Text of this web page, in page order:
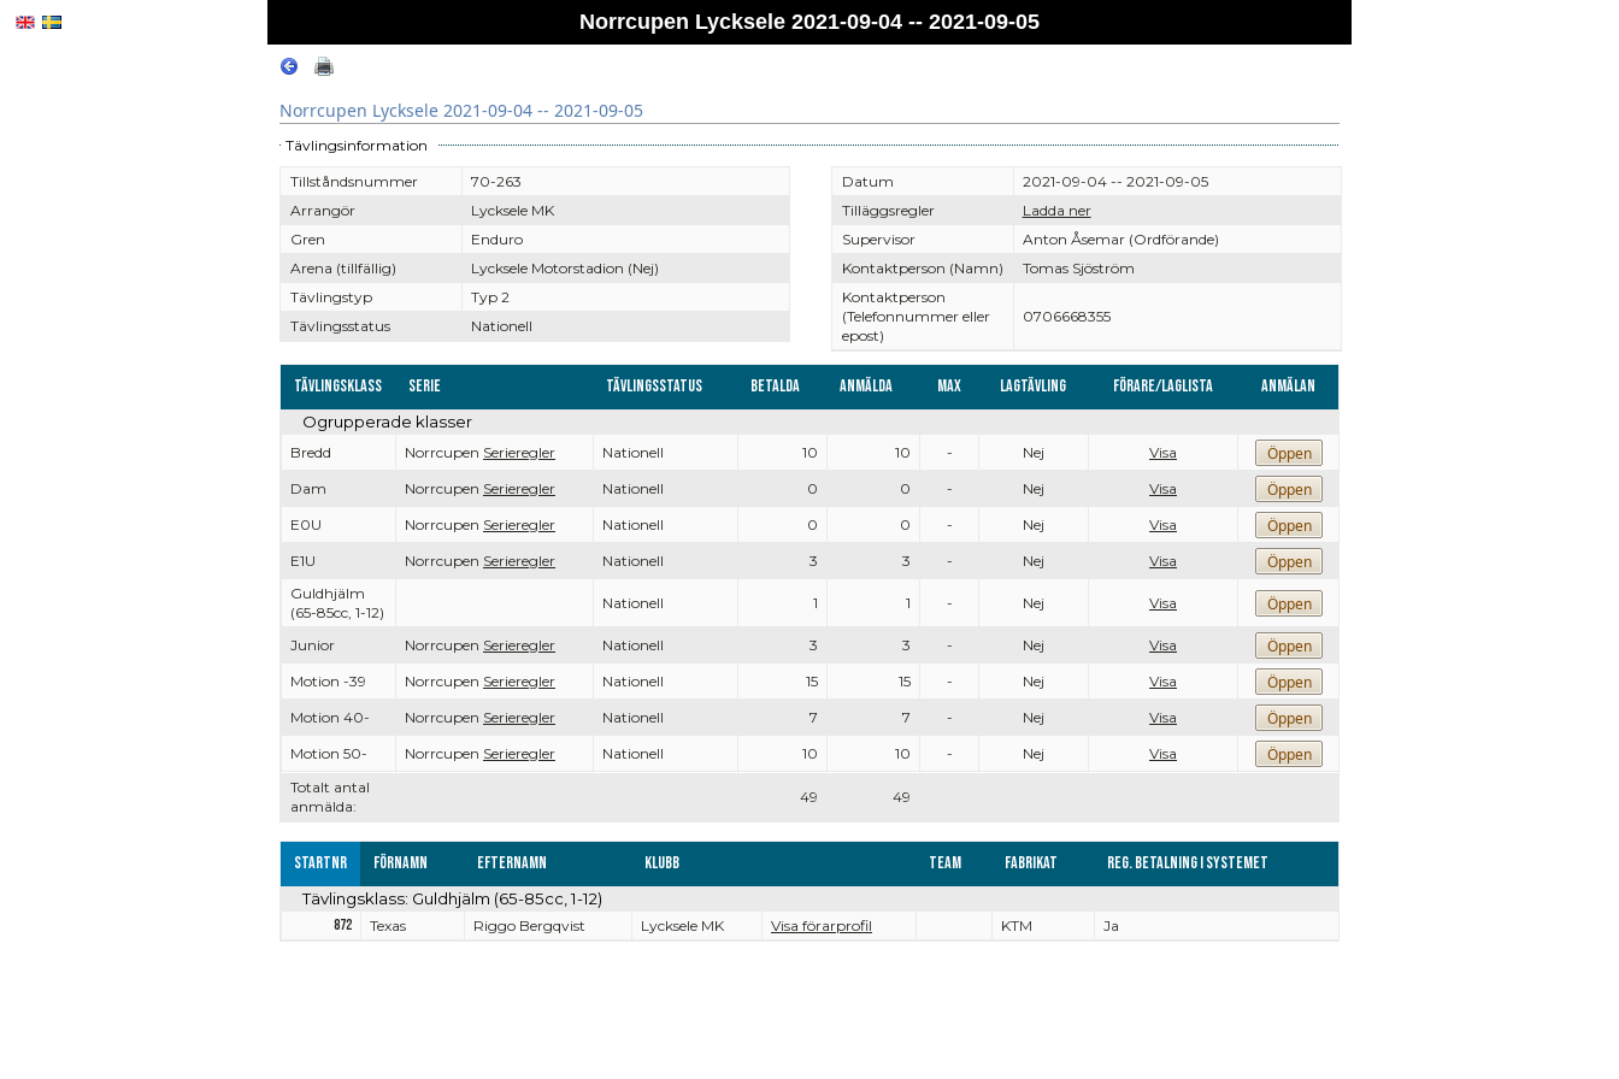
Norrcupen Lycksele 2021-09-04 -- 2021-09-05
Norrcupen Lycksele 2021-09-04 -- 2021-09-05
Tävlingsinformation
Tillståndsnummer
70-263
Arrangör
Lycksele MK
Gren
Enduro
Arena (tillfällig)
Lycksele Motorstadion (Nej)
Tävlingstyp
Typ 2
Tävlingsstatus
Nationell
Datum
2021-09-04 -- 2021-09-05
Tilläggsregler
Ladda ner
Supervisor
Anton Åsemar (Ordförande)
Kontaktperson (Namn)
Tomas Sjöström
Kontaktperson
(Telefonnummer eller
epost)
0706668355
Tävlingsklass Serie Tävlingsstatus Betalda Anmälda Max Lagtävling Förare/Laglista Anmälan
Totalt antal
anmälda:
49 49
Ogrupperade klasser
Bredd Norrcupen Serieregler Nationell 10 10 - Nej
Visa
Dam
Norrcupen Serieregler Nationell 0 0 - Nej
Visa
E0U
Norrcupen Serieregler Nationell 0 0 - Nej
Visa
E1U
Norrcupen Serieregler Nationell 3 3 - Nej
Visa
Guldhjälm
(65-85cc, 1-12)
Nationell 1 1 - Nej Visa
Junior Norrcupen Serieregler Nationell 3 3 - Nej
Visa
Motion -39
Norrcupen Serieregler Nationell 15 15 - Nej
Visa
Motion 40-
Norrcupen Serieregler Nationell 7 7 - Nej
Visa
Motion 50-
Norrcupen Serieregler Nationell 10 10 - Nej Visa
Startnr Förnamn Efternamn Klubb Team Fabrikat Reg. Betalning i systemet
Tävlingsklass: Guldhjälm (65-85cc, 1-12)
872 Texas Riggo Bergqvist Lycksele MK Visa förarprofil KTM Ja